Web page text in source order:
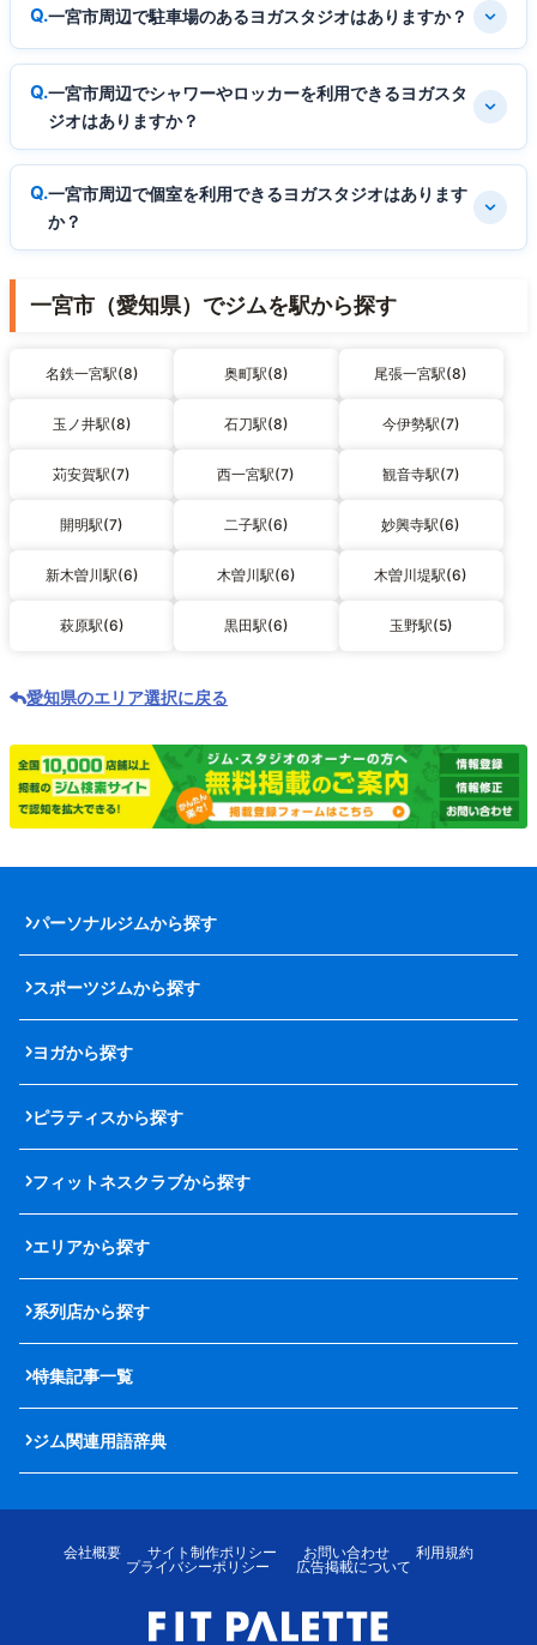
一宮市周辺で駐車場のあるヨガスタジオはありますか？
一宮市周辺でシャワーやロッカーを利用できるヨガスタ
ジオはありますか？
一宮市周辺で個室を利用できるヨガスタジオはあります
か？
一宮市（愛知県）でジムを駅から探す
名鉄一宮駅(8) 奥町駅(8) 尾張一宮駅(8)
玉ノ井駅(8) 石刀駅(8) 今伊勢駅(7)
苅安賀駅(7) 西一宮駅(7) 観音寺駅(7)
開明駅(7) 二子駅(6) 妙興寺駅(6)
新木曽川駅(6) 木曽川駅(6) 木曽川堤駅(6)
萩原駅(6) 黒田駅(6) 玉野駅(5)
愛知県のエリア選択に戻る
パーソナルジムから探す
スポーツジムから探す
ヨガから探す
ピラティスから探す
フィットネスクラブから探す
エリアから探す
系列店から探す
特集記事一覧
ジム関連用語辞典
会社概要 サイト制作ポリシー お問い合わせ
利用規約
プライバシーポリシー
広告掲載について